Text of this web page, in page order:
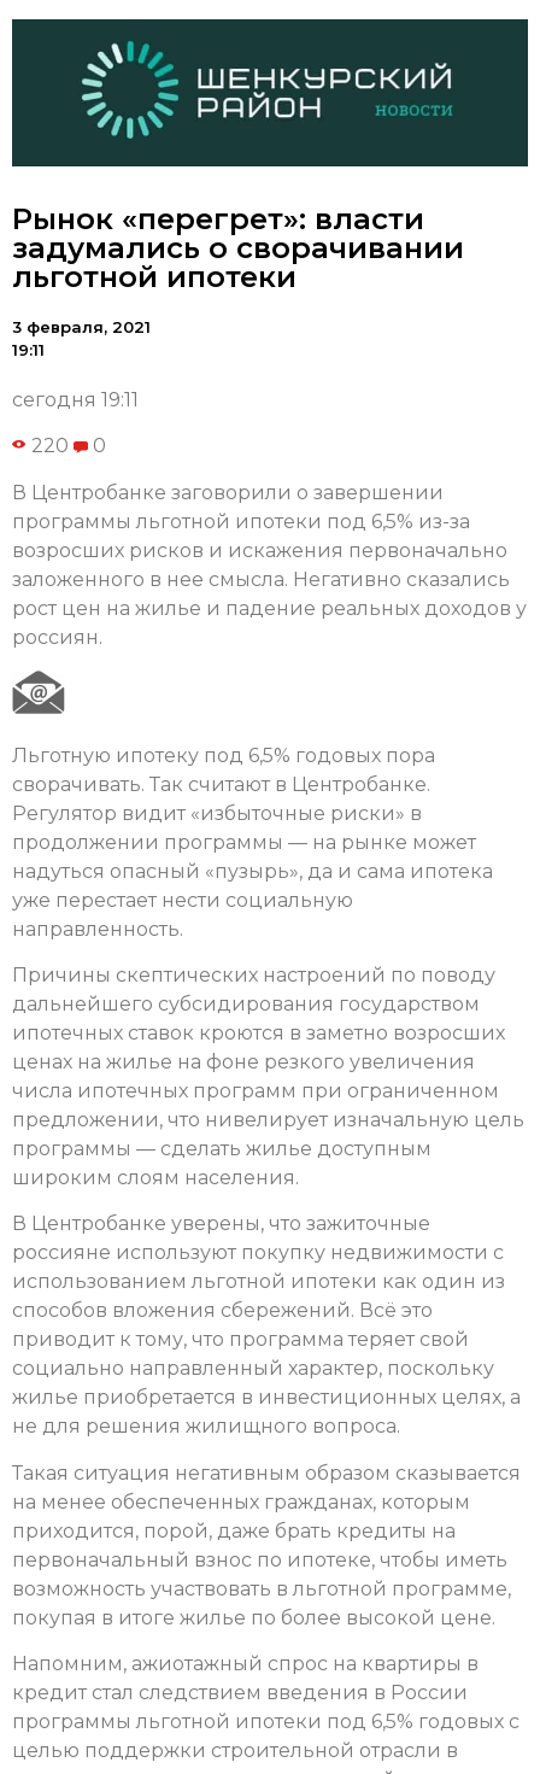
Рынок «перегрет»: власти
задумались о сворачивании
льготной ипотеки
3 февраля, 2021
19:11
сегодня 19:11
220 0
В Центробанке заговорили о завершении
программы льготной ипотеки под 6,5% из-за
возросших рисков и искажения первоначально
заложенного в нее смысла. Негативно сказались
рост цен на жилье и падение реальных доходов у
россиян.
Льготную ипотеку под 6,5% годовых пора
сворачивать. Так считают в Центробанке.
Регулятор видит «избыточные риски» в
продолжении программы — на рынке может
надуться опасный «пузырь», да и сама ипотека
уже перестает нести социальную
направленность.
Причины скептических настроений по поводу
дальнейшего субсидирования государством
ипотечных ставок кроются в заметно возросших
ценах на жилье на фоне резкого увеличения
числа ипотечных программ при ограниченном
предложении, что нивелирует изначальную цель
программы — сделать жилье доступным
широким слоям населения.
В Центробанке уверены, что зажиточные
россияне используют покупку недвижимости с
использованием льготной ипотеки как один из
способов вложения сбережений. Всё это
приводит к тому, что программа теряет свой
социально направленный характер, поскольку
жилье приобретается в инвестиционных целях, а
не для решения жилищного вопроса.
Такая ситуация негативным образом сказывается
на менее обеспеченных гражданах, которым
приходится, порой, даже брать кредиты на
первоначальный взнос по ипотеке, чтобы иметь
возможность участвовать в льготной программе,
покупая в итоге жилье по более высокой цене.
Напомним, ажиотажный спрос на квартиры в
кредит стал следствием введения в России
программы льготной ипотеки под 6,5% годовых с
целью поддержки строительной отрасли в